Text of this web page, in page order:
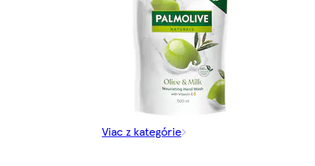
Viac z kategórie